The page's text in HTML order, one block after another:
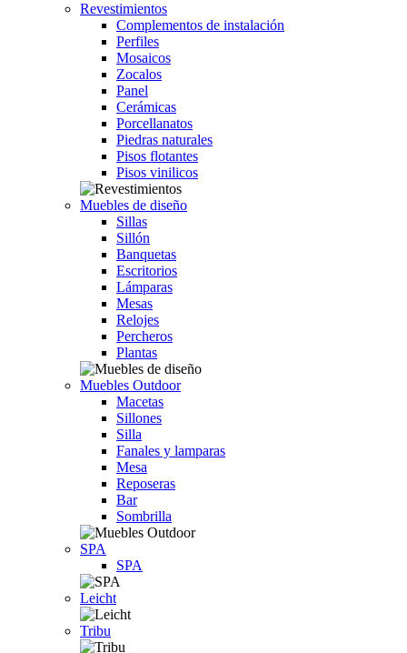
Revestimientos
Complementos de instalación
Perfiles
Mosaicos
Zocalos
Panel
Cerámicas
Porcellanatos
Piedras naturales
Pisos flotantes
Pisos vinilicos
Muebles de diseño
Sillas
Sillón
Banquetas
Escritorios
Lámparas
Mesas
Relojes
Percheros
Plantas
Muebles Outdoor
Macetas
Sillones
Silla
Fanales y lamparas
Mesa
Reposeras
Bar
Sombrilla
SPA
SPA
Leicht
Tribu